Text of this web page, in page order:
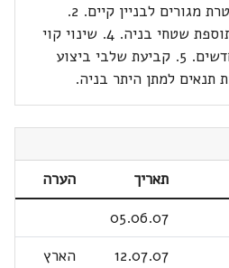
1. תוספת שטחי בניה למטרת מגורים לבניין קיים. 2.
קביעת בינוי. 3. קביעת תוספת שטחי בניה. 4. שינוי קוי
הבנין וקביעת קוי בנין חדשים. 5. קביעת שלבי ביצוע
תאריך
הערה
05.06.07
12.07.07
הארץ